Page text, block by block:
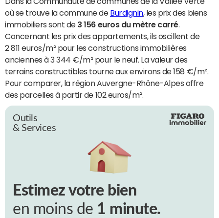
où se trouve la commune de Burdignin, les prix des biens
immobiliers sont de 3 156 euros du mètre carré.
Concernant les prix des appartements, ils oscillent de
2 811 euros/m² pour les constructions immobilières
anciennes à 3 344 €/m² pour le neuf. La valeur des
terrains constructibles tourne aux environs de 158 €/m².
Pour comparer, la région Auvergne-Rhône-Alpes offre
des parcelles à partir de 102 euros/m².
Outils
& Services
Estimez votre bien
en moins de 1 minute.